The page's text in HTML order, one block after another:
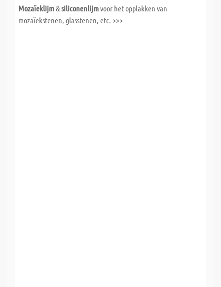
Mozaïeklijm&siliconenlijmvoor het opplakken van
mozaïekstenen, glasstenen, etc. >>>